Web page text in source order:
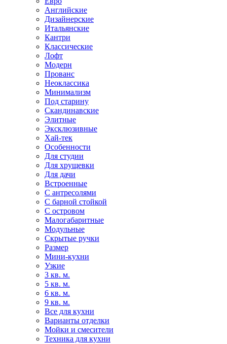
Английские
Дизайнерские
Итальянские
Кантри
Классические
Лофт
Модерн
Прованс
Неоклассика
Минимализм
Под старину
Скандинавские
Элитные
Эксклюзивные
Хай-тек
Особенности
Для студии
Для хрущевки
Для дачи
Встроенные
С антресолями
С барной стойкой
С островом
Малогабаритные
Модульные
Скрытые ручки
Размер
Мини-кухни
Узкие
3 кв. м.
5 кв. м.
6 кв. м.
9 кв. м.
Все для кухни
Варианты отделки
Мойки и смесители
Техника для кухни